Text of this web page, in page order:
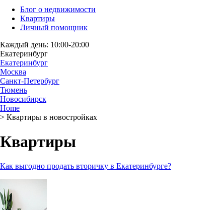
Блог о недвижимости
Квартиры
Личный помощник
Каждый день: 10:00-20:00
Екатеринбург
Екатеринбург
Москва
Санкт-Петербург
Тюмень
Новосибирск
Home
> Квартиры в новостройках
Квартиры
Как выгодно продать вторичку в Екатеринбурге?